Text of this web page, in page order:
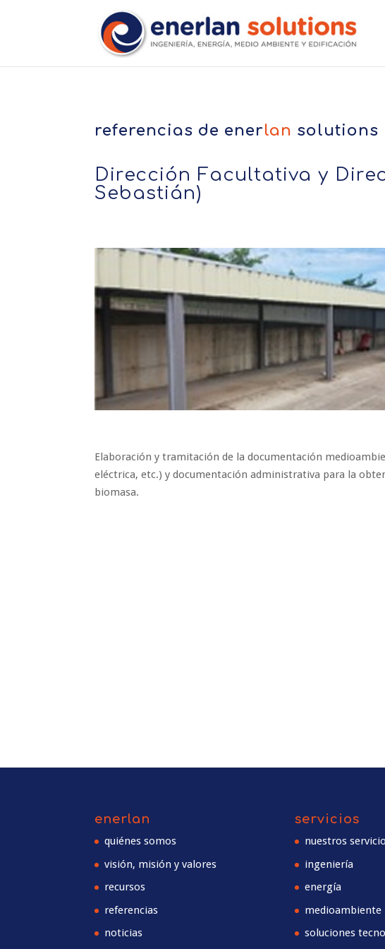
referencias de enerlan solutions
Dirección Facultativa y
Sebastián)
Elaboración y tramitación de la documentación
eléctrica, etc.) y documentación administrativa para la
biomasa.
enerlan
quiénes somos
visión, misión y valores
recursos
referencias
noticias
servicios
nuestros
ingeniería
energía
medioambiente
soluciones